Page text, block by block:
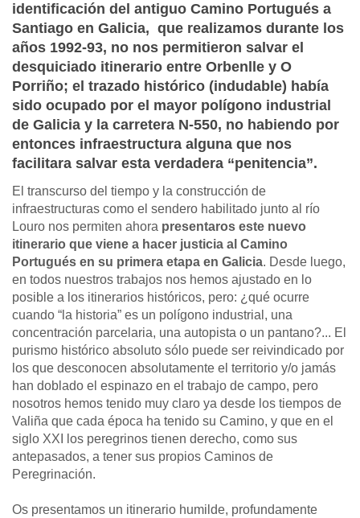
identificación del antiguo Camino Portugués a
Santiago en Galicia, que realizamos durante los
años 1992-93, no nos permitieron salvar el
desquiciado itinerario entre Orbenlle y O
Porriño; el trazado histórico (indudable) había
sido ocupado por el mayor polígono industrial
de Galicia y la carretera N-550, no habiendo por
entonces infraestructura alguna que nos
facilitara salvar esta verdadera “penitencia”.
El transcurso del tiempo y la construcción de
infraestructuras como el sendero habilitado junto al río
Louro nos permiten ahora presentaros este nuevo
itinerario que viene a hacer justicia al Camino
Portugués en su primera etapa en Galicia. Desde luego,
en todos nuestros trabajos nos hemos ajustado en lo
posible a los itinerarios históricos, pero: ¿qué ocurre
cuando “la historia” es un polígono industrial, una
concentración parcelaria, una autopista o un pantano?... El
purismo histórico absoluto sólo puede ser reivindicado por
los que desconocen absolutamente el territorio y/o jamás
han doblado el espinazo en el trabajo de campo, pero
nosotros hemos tenido muy claro ya desde los tiempos de
Valiña que cada época ha tenido su Camino, y que en el
siglo XXI los peregrinos tienen derecho, como sus
antepasados, a tener sus propios Caminos de
Peregrinación.
Os presentamos un itinerario humilde, profundamente